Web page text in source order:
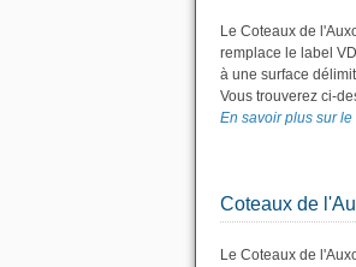
Le Coteaux de
remplace le label
à une surface
Vous trouverez ci-
En savoir plus sur
Coteaux de
Le Coteaux de